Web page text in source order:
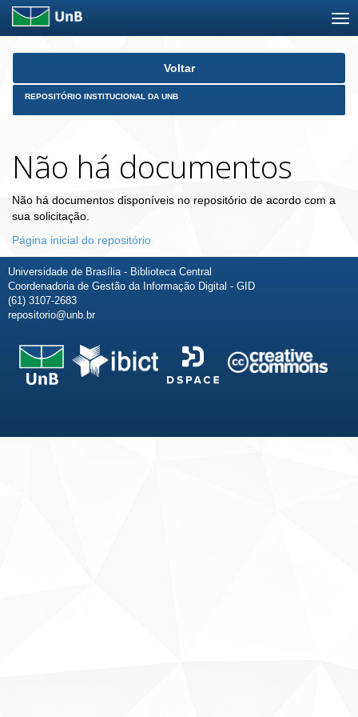
Skip
Voltar
REPOSITÓRIO INSTITUCIONAL DA UNB
Não há documentos
Não há documentos disponíveis no repositório de acordo com a
sua solicitação.
Página inicial do repositório
Universidade de Brasília - Biblioteca Central
Coordenadoria de Gestão da Informação Digital - GID
(61) 3107-2683
repositorio@unb.br